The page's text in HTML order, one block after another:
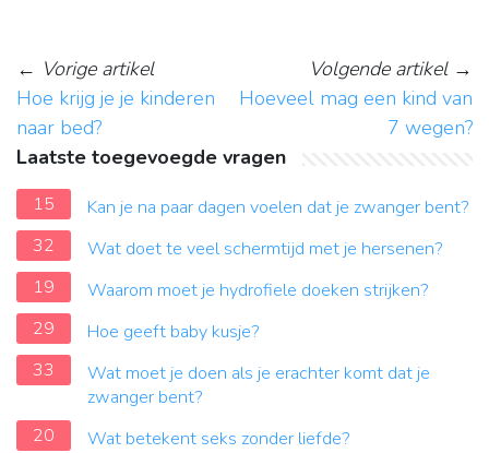
← Vorige artikel
Hoe krijg je je kinderen
naar bed?
Volgende artikel→
Hoeveel mag een kind van
7 wegen?
Laatste toegevoegde vragen
15
Kan je na paar dagen voelen dat je zwanger bent?
32
Wat doet te veel schermtijd met je hersenen?
19
Waarom moet je hydrofiele doeken strijken?
29
Hoe geeft baby kusje?
33
Wat moet je doen als je erachter komt dat je
zwanger bent?
20
Wat betekent seks zonder liefde?